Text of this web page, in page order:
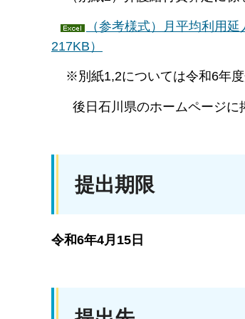
（参考様式）月平均利用
217KB）
※別紙1,2については令和6
後日石川県のホームページに
提出期限
令和6年4月15日